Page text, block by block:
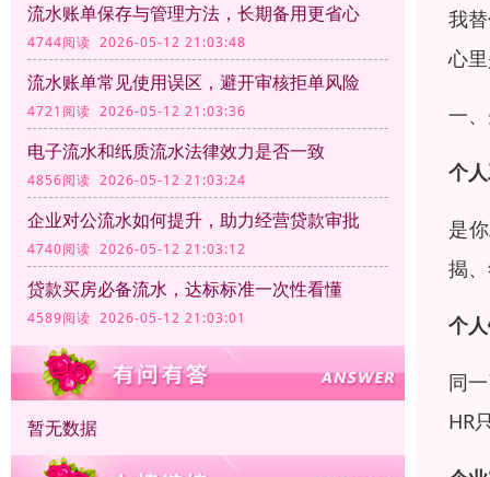
流水账单保存与管理方法，长期备用更省心
4744阅读 2026-05-12 21:03:48
流水账单常见使用误区，避开审核拒单风险
4721阅读 2026-05-12 21:03:36
电子流水和纸质流水法律效力是否一致
4856阅读 2026-05-12 21:03:24
企业对公流水如何提升，助力经营贷款审批
4740阅读 2026-05-12 21:03:12
贷款买房必备流水，达标标准一次性看懂
4589阅读 2026-05-12 21:03:01
暂无数据
我
心
一
个
是
揭
个
同
HR